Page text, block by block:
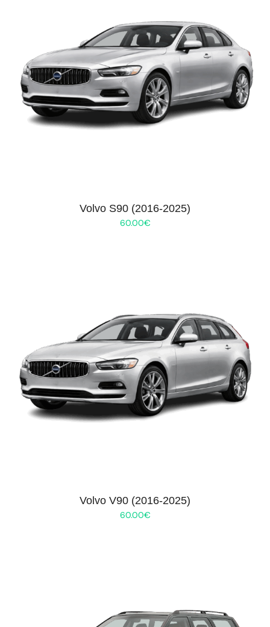
Volvo S90 (2016-2025)
60.00€
Volvo V90 (2016-2025)
60.00€